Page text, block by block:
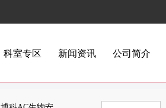
科室专区 新闻资讯 公司简介